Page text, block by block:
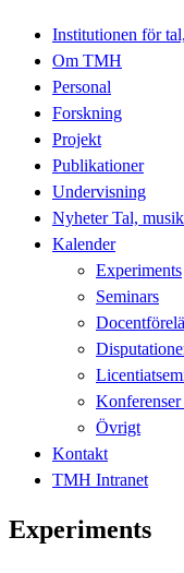
Institutionen för
Om TMH
Personal
Forskning
Projekt
Publikationer
Undervisning
Nyheter Tal,
Kalender
Experiments
Seminars
Övrigt
Kontakt
TMH Intranet
Experiments